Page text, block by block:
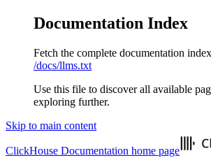
Documentation Index
Fetch the complete documentation
/docs/llms.txt
Use this file to discover all available
exploring further.
Skip to main content
ClickHouse Documentation home page